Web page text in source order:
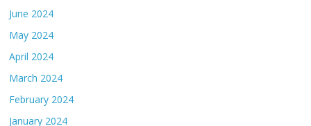
June 2024
May 2024
April 2024
March 2024
February 2024
January 2024